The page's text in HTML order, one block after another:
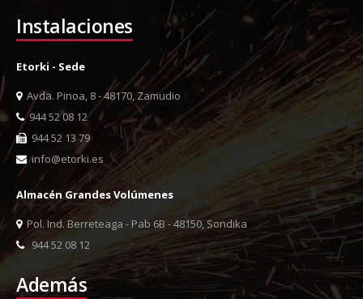
Instalaciones
Etorki - Sede
Avda. Pinoa, 8 - 48170, Zamudio
944 52 08 12
944 52 13 79
info@etorki.es
Almacén Grandes Volúmenes
Pol. Ind. Berreteaga - Pab 6B - 48150, Sondika
944 52 08 12
Además